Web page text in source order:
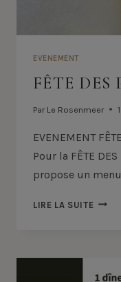
EVENEMENT
FÊTE DES
Par Le Rosenmeer
EVENEMENT
Pour la FÊTE
propose un
LIRE LA SUITEFÊTE